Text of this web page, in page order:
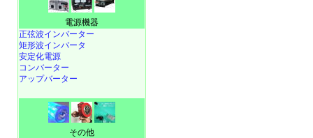
電源機器
正弦波インバーター
矩形波インバータ
安定化電源
コンバーター
アップバーター
その他